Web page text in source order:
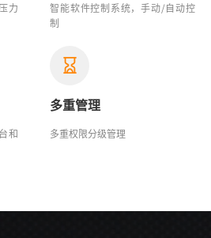
力
智能软件控制系统，手动/自动控
制
和
多重管理
多重权限分级管理